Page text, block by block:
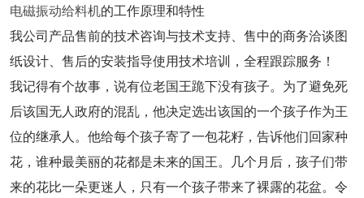
电磁振动给料机的工作原理和特性
我公司产品售前的技术咨询与技术支持、售中的商务洽谈图
纸设计、售后的安装指导使用技术培训，全程跟踪服务！
我记得有个故事，说有位老国王跪下没有孩子。为了避免死
后该国无人政府的混乱，他决定选出该国的一个孩子作为王
位的继承人。他给每个孩子寄了一包花籽，告诉他们回家种
花，谁种最美丽的花都是未来的国王。几个月后，孩子们带
来的花比一朵更迷人，只有一个孩子带来了裸露的花盆。令